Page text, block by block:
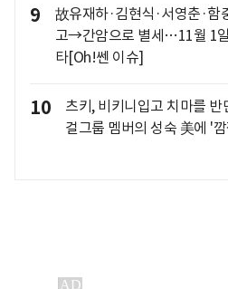
9
故유재하·김현식·서영춘·함
고→간암으로 별세…11월 1
타[Oh!쎈 이슈]
10
츠키, 비키니입고 치마를
걸그룹 멤버의 성숙 美에 '